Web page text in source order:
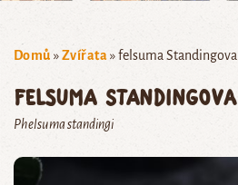
Domů »Zvířata»felsuma Standingova
felsuma Standingova
Phelsuma standingi